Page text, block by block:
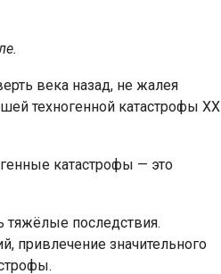
века назад, не жалея
тех­ногенной катастрофы XX
катастрофы — это
последствия.
привлече­ние значительного